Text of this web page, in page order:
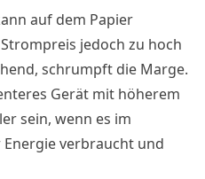
auf dem Papier
jedoch zu hoch
schrumpft die Marge.
Gerät mit höherem
sein, wenn es im
verbraucht und